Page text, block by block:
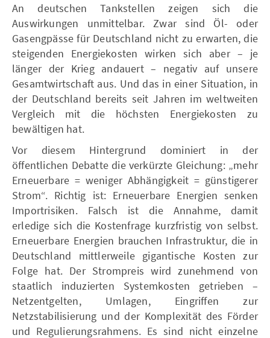
An deutschen Tankstellen zeigen sich die
Auswirkungen unmittelbar. Zwar sind Öl- oder
Gasengpässe für Deutschland nicht zu erwarten, die
steigenden Energiekosten wirken sich aber – je
länger der Krieg andauert – negativ auf unsere
Gesamtwirtschaft aus. Und das in einer Situation, in
der Deutschland bereits seit Jahren im weltweiten
Vergleich mit die höchsten Energiekosten zu
bewältigen hat.
Vor diesem Hintergrund dominiert in der
öffentlichen Debatte die verkürzte Gleichung: „mehr
Erneuerbare = weniger Abhängigkeit = günstigerer
Strom“. Richtig ist: Erneuerbare Energien senken
Importrisiken. Falsch ist die Annahme, damit
erledige sich die Kostenfrage kurzfristig von selbst.
Erneuerbare Energien brauchen Infrastruktur, die in
Deutschland mittlerweile gigantische Kosten zur
Folge hat. Der Strompreis wird zunehmend von
staatlich induzierten Systemkosten getrieben –
Netzentgelten, Umlagen, Eingriffen zur
Netzstabilisierung und der Komplexität des Förder
und Regulierungsrahmens. Es sind nicht einzelne